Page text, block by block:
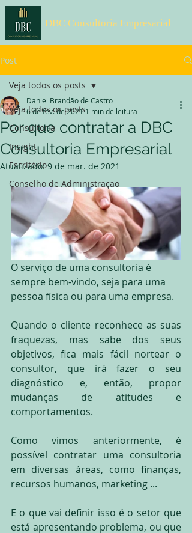
DBC Consultoria Empresarial
Post
Veja todos os posts
Consultoria
Insight
Escritório
Conselho de Administração
Veja todos os posts
Por que contratar a DBC
Consultoria Empresarial
Daniel Brandão de Castro
6 de fev. de 2021 1 min de leitura
Atualizado:9 de mar. de 2021
O serviço de uma consultoria é
sempre bem-vindo, seja para uma
pessoa física ou para uma empresa.
Quando o cliente reconhece as suas
fraquezas, mas sabe dos seus
objetivos, fica mais fácil nortear o
consultor, que irá fazer o seu
diagnóstico e, então, propor
mudanças de atitudes e
comportamentos.
Como vimos anteriormente, é
possível contratar uma consultoria
em diversas áreas, como finanças,
recursos humanos, marketing ...
E o que vai definir isso é o setor que
está apresentando problema, ou que